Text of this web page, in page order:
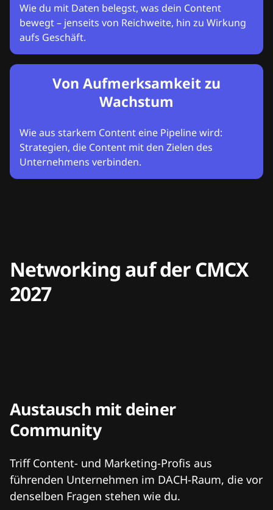
Wie du mit Daten belegst, was dein Content
bewegt – jenseits von Reichweite, hin zu Wirkung
aufs Geschäft.
Von Aufmerksamkeit zu
Wachstum
Wie aus starkem Content eine Pipeline wird:
Strategien, die Content mit den Zielen des
Unternehmens verbinden.
Networking auf der CMCX
2027
Austausch mit deiner
Community
Triff Content- und Marketing-Profis aus
führenden Unternehmen im DACH-Raum, die vor
denselben Fragen stehen wie du.